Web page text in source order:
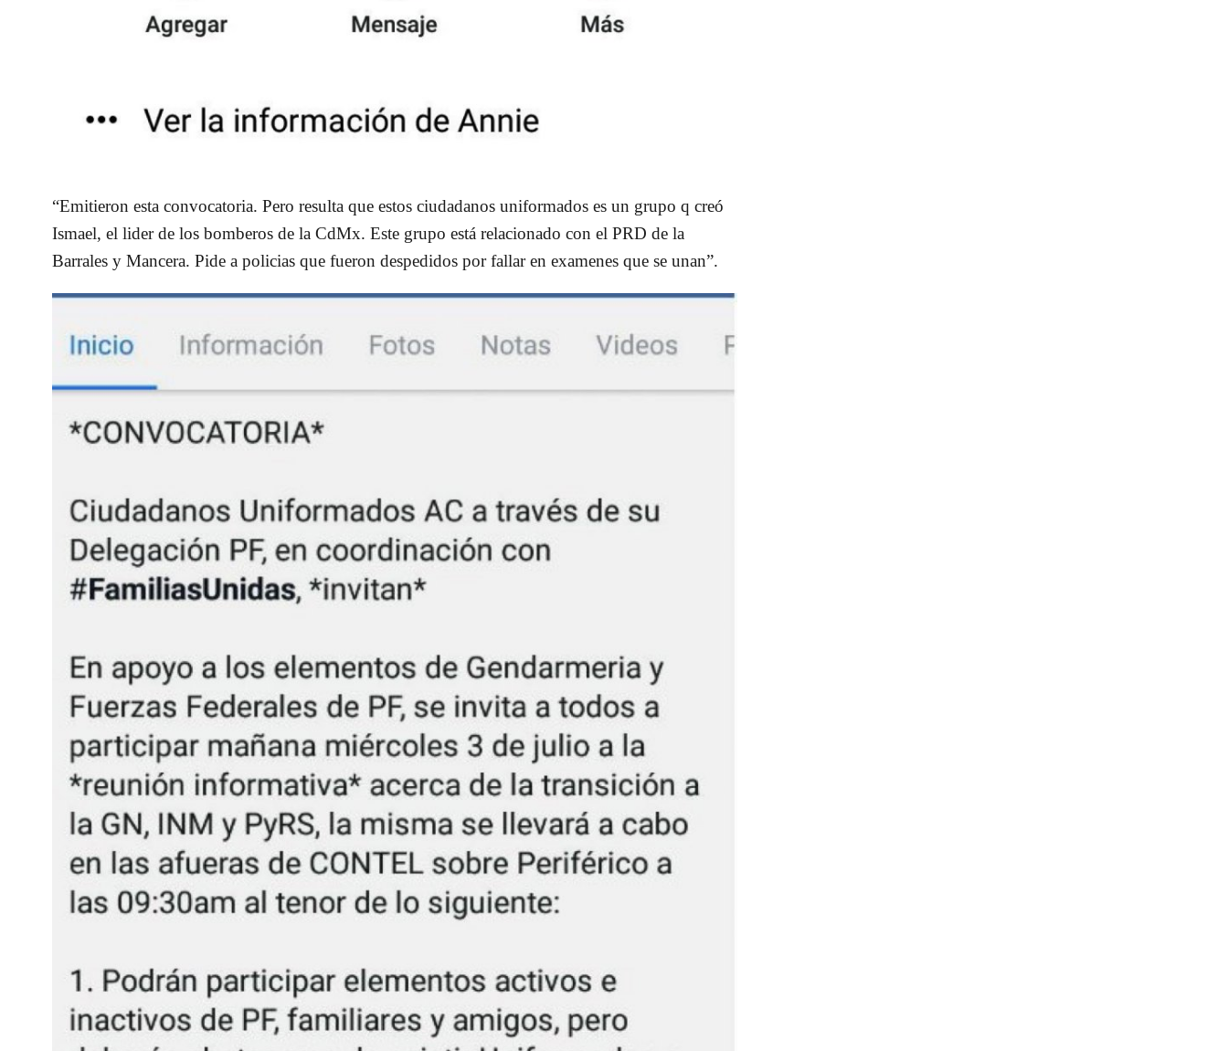
“Emitieron esta convocatoria. Pero resulta que estos ciudadanos uniformados es un grupo q creó
Ismael, el lider de los bomberos de la CdMx. Este grupo está relacionado con el PRD de la
Barrales y Mancera. Pide a policias que fueron despedidos por fallar en examenes que se unan”.